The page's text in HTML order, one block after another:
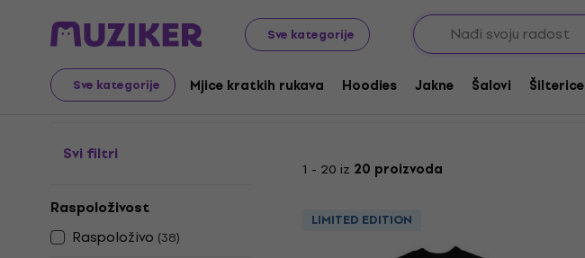
Sve kategorije
Sve kategorije Mjice kratkih rukava Hoodies Jakne Šalovi Šilterice
Merch Glazbena roba Mjice kratkih rukava Oversize majice
Merch oversize majice
Svi filtri
Raspoloživost
Raspoloživo (38)
1 - 20 iz 20 proizvoda
LIMITED EDITION